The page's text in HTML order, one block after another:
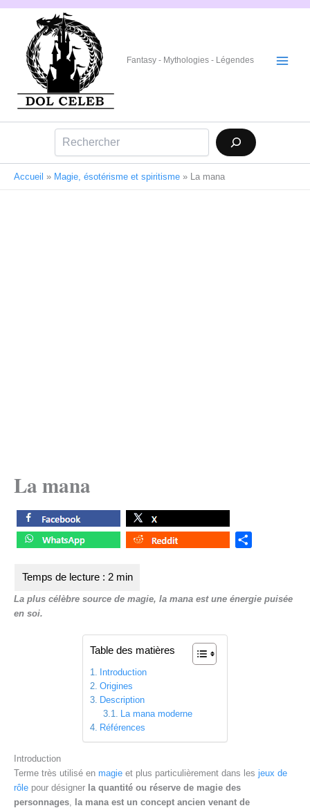
Aller
Fantasy - Mythologies - Légendes
Accueil » Magie, ésotérisme et spiritisme » La mana
La mana
e
La plus célèbre source de magie, la mana est une énergie puisée
en soi.
Table des matières
Introduction
Origines
Description
La mana moderne
Références
Introduction
Terme très utilisé en magie et plus particulièrement dans les jeux de
rôle pour désigner la quantité ou réserve de magie des
personnages
la mana est un concept ancien venant de